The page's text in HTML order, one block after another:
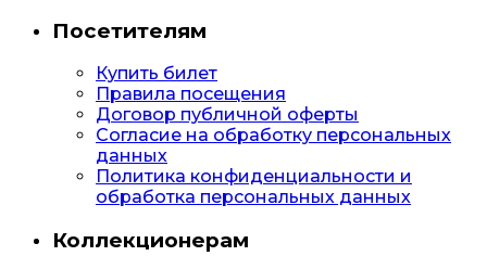
Посетителям
Купить билет
Правила посещения
Договор публичной оферты
Согласие на обработку персональных
данных
Политика конфиденциальности и
обработка персональных данных
Коллекционерам